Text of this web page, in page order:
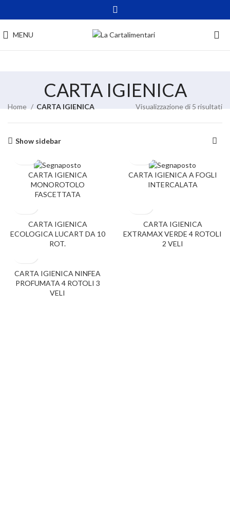
MENU
CARTA IGIENICA
Home CARTA IGIENICA Visualizzazione di 5 risultati
Show sidebar
CARTA IGIENICA
MONOROTOLO
FASCETTATA
CARTA IGIENICA A FOGLI
INTERCALATA
CARTA IGIENICA
ECOLOGICA LUCART DA 10
ROT.
CARTA IGIENICA
EXTRAMAX VERDE 4 ROTOLI
2 VELI
CARTA IGIENICA NINFEA
PROFUMATA 4 ROTOLI 3
VELI